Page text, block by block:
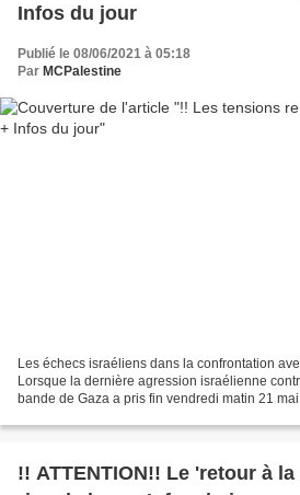
Infos du jour
Publié le 08/06/2021 à 05:18
Par MCPalestine
Les échecs israéliens dans la confrontation
Lorsque la dernière agression israélienne
bande de Gaza a pris fin vendredi matin 21
!! ATTENTION!! Le 'retour à